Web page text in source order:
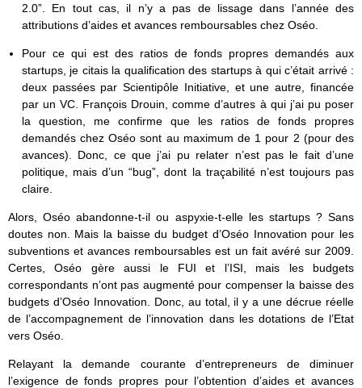
2.0”. En tout cas, il n’y a pas de lissage dans l’année des
attributions d’aides et avances remboursables chez Oséo.
Pour ce qui est des ratios de fonds propres demandés aux
startups, je citais la qualification des startups à qui c’était arrivé :
deux passées par Scientipôle Initiative, et une autre, financée
par un VC. François Drouin, comme d’autres à qui j’ai pu poser
la question, me confirme que les ratios de fonds propres
demandés chez Oséo sont au maximum de 1 pour 2 (pour des
avances). Donc, ce que j’ai pu relater n’est pas le fait d’une
politique, mais d’un “bug”, dont la traçabilité n’est toujours pas
claire.
Alors, Oséo abandonne-t-il ou aspyxie-t-elle les startups ? Sans
doutes non. Mais la baisse du budget d’Oséo Innovation pour les
subventions et avances remboursables est un fait avéré sur 2009.
Certes, Oséo gère aussi le FUI et l’ISI, mais les budgets
correspondants n’ont pas augmenté pour compenser la baisse des
budgets d’Oséo Innovation. Donc, au total, il y a une décrue réelle
de l’accompagnement de l’innovation dans les dotations de l’Etat
vers Oséo.
Relayant la demande courante d’entrepreneurs de diminuer
l’exigence de fonds propres pour l’obtention d’aides et avances